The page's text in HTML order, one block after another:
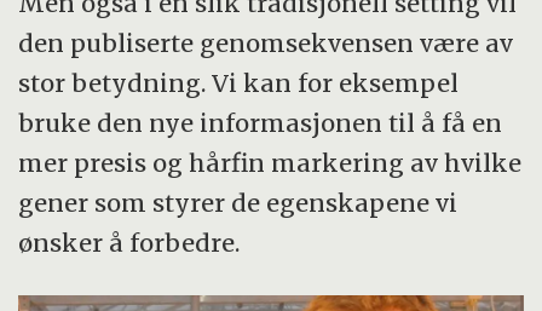
den publiserte genomsekvensen være av
stor betydning. Vi kan for eksempel
bruke den nye informasjonen til å få en
mer presis og hårfin markering av hvilke
gener som styrer de egenskapene vi
ønsker å forbedre.